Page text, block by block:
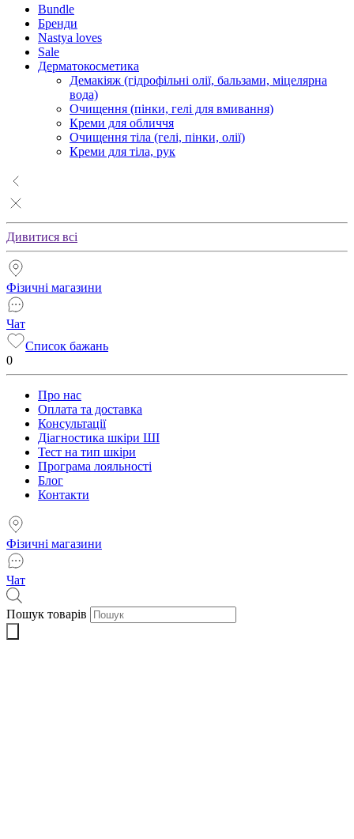
Bundle
Бренди
Nastya loves
Sale
Дерматокосметика
Демакіяж (гідрофільні олії, бальзами, міцелярна
вода)
Очищення (пінки, гелі для вмивання)
Креми для обличчя
Очищення тіла (гелі, пінки, олії)
Креми для тіла, рук
Дивитися всі
Фізичні магазини
Чат
Список бажань
0
Про нас
Оплата та доставка
Консультації
Діагностика шкіри ШІ
Тест на тип шкіри
Програма лояльності
Блог
Контакти
Фізичні магазини
Чат
Пошук товарів